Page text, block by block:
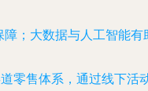
；大数据与人工智能有
零售体系，通过线下活